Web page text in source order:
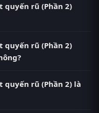
tại RoPhim
cáo, cập nhật
ThungPhim, Phim
quyến rũ (Phần 2)
10). Tại RoPhim, các
mỗi 10 phút khi
quyến rũ (Phần 2)
chất lượng HD. Bạn có
và Thuyết Minh
quyến rũ (Phần 2) là